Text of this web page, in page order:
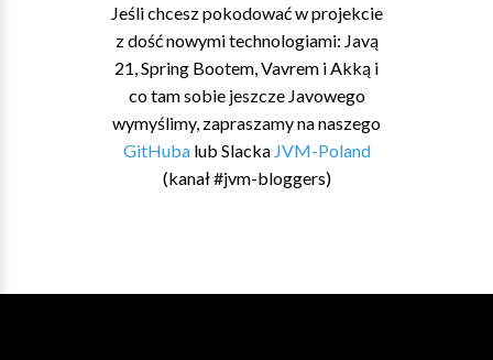
Jeśli chcesz pokodować w projekcie
z dość nowymi technologiami: Javą
21, Spring Bootem, Vavrem i Akką i
co tam sobie jeszcze Javowego
wymyślimy, zapraszamy na naszego
GitHubalub Slacka JVM-Poland
(kanał #jvm-bloggers)